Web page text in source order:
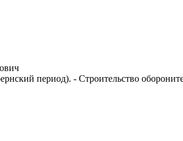
период). - Строительство